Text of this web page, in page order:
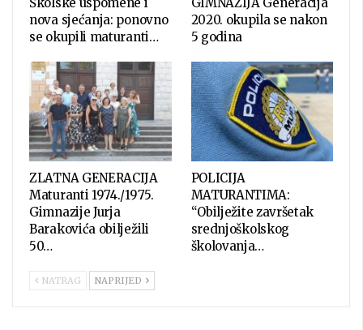
Školske uspomene i
nova sjećanja: ponovno
se okupili maturanti…
GIMNAZIJA Generacija
2020. okupila se nakon
5 godina
ZLATNA GENERACIJA
Maturanti 1974./1975.
Gimnazije Jurja
Barakovića obilježili
50…
POLICIJA
MATURANTIMA:
“Obilježite završetak
srednjoškolskog
školovanja…
NATRAG NAPRIJED